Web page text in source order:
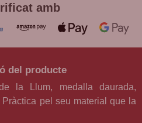
amb
del producte
la Llum, medalla daurada,
pel seu material que la